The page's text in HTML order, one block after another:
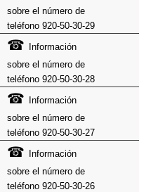
sobre el número de
teléfono 920-50-30-29
☎ Información
sobre el número de
teléfono 920-50-30-28
☎ Información
sobre el número de
teléfono 920-50-30-27
☎ Información
sobre el número de
teléfono 920-50-30-26